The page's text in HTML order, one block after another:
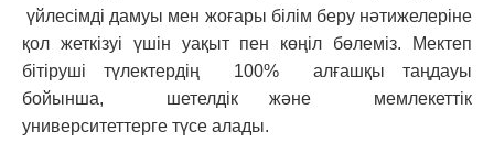
үйлесімді дамуы мен жоғары білім беру нәтижелеріне
қол жеткізуі үшін уақыт пен көңіл бөлеміз. Мектеп
бітіруші түлектердің 100% алғашқы таңдауы
бойынша, шетелдік және мемлекеттік
университеттерге түсе алады.